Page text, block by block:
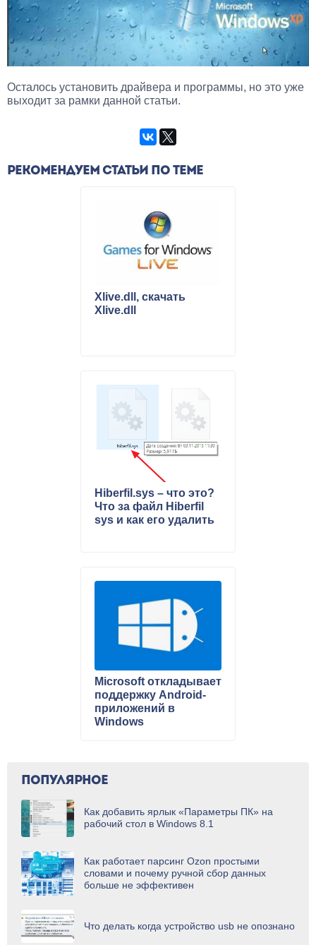
Осталось установить драйвера и программы, но это уже
выходит за рамки данной статьи.
РЕКОМЕНДУЕМ СТАТЬИ ПО ТЕМЕ
Xlive.dll, скачать
Xlive.dll
Hiberfil.sys – что это?
Что за файл Hiberfil
sys и как его удалить
Microsoft откладывает
поддержку Android-
приложений в
Windows
ПОПУЛЯРНОЕ
Как добавить ярлык «Параметры ПК» на
рабочий стол в Windows 8.1
Как работает парсинг Ozon простыми
словами и почему ручной сбор данных
больше не эффективен
Что делать когда устройство usb не опознано